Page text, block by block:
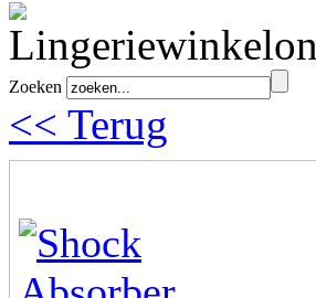
Zoeken
<< Terug